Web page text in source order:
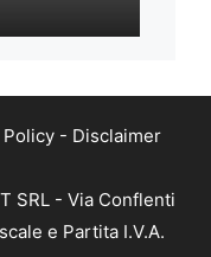
Policy - Disclaimer
SRL - Via Conflenti
e Partita I.V.A.